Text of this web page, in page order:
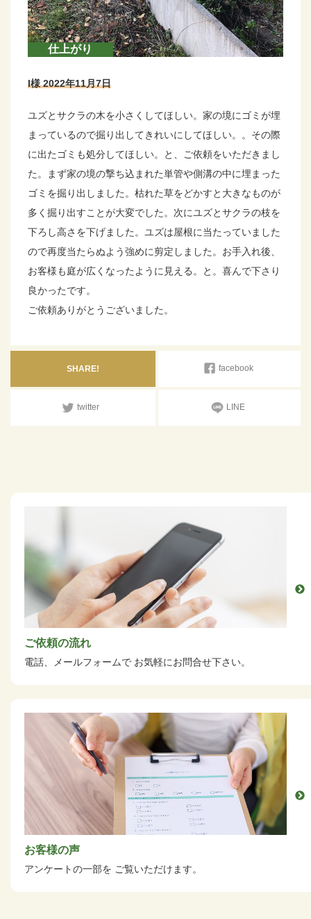
仕上がり
I様 2022年11月7日
ユズとサクラの木を小さくしてほしい。家の境にゴミが埋
まっているので掘り出してきれいにしてほしい。。その際
に出たゴミも処分してほしい。と、ご依頼をいただきまし
た。まず家の境の撃ち込まれた単管や側溝の中に埋まった
ゴミを掘り出しました。枯れた草をどかすと大きなものが
多く掘り出すことが大変でした。次にユズとサクラの枝を
下ろし高さを下げました。ユズは屋根に当たっていました
ので再度当たらぬよう強めに剪定しました。お手入れ後、
お客様も庭が広くなったように見える。と。喜んで下さり
良かったです。
ご依頼ありがとうございました。
SHARE! facebook
twitter LINE
ご依頼の流れ
電話、メールフォームで お気軽にお問合せ下さい。
お客様の声
アンケートの一部を ご覧いただけます。